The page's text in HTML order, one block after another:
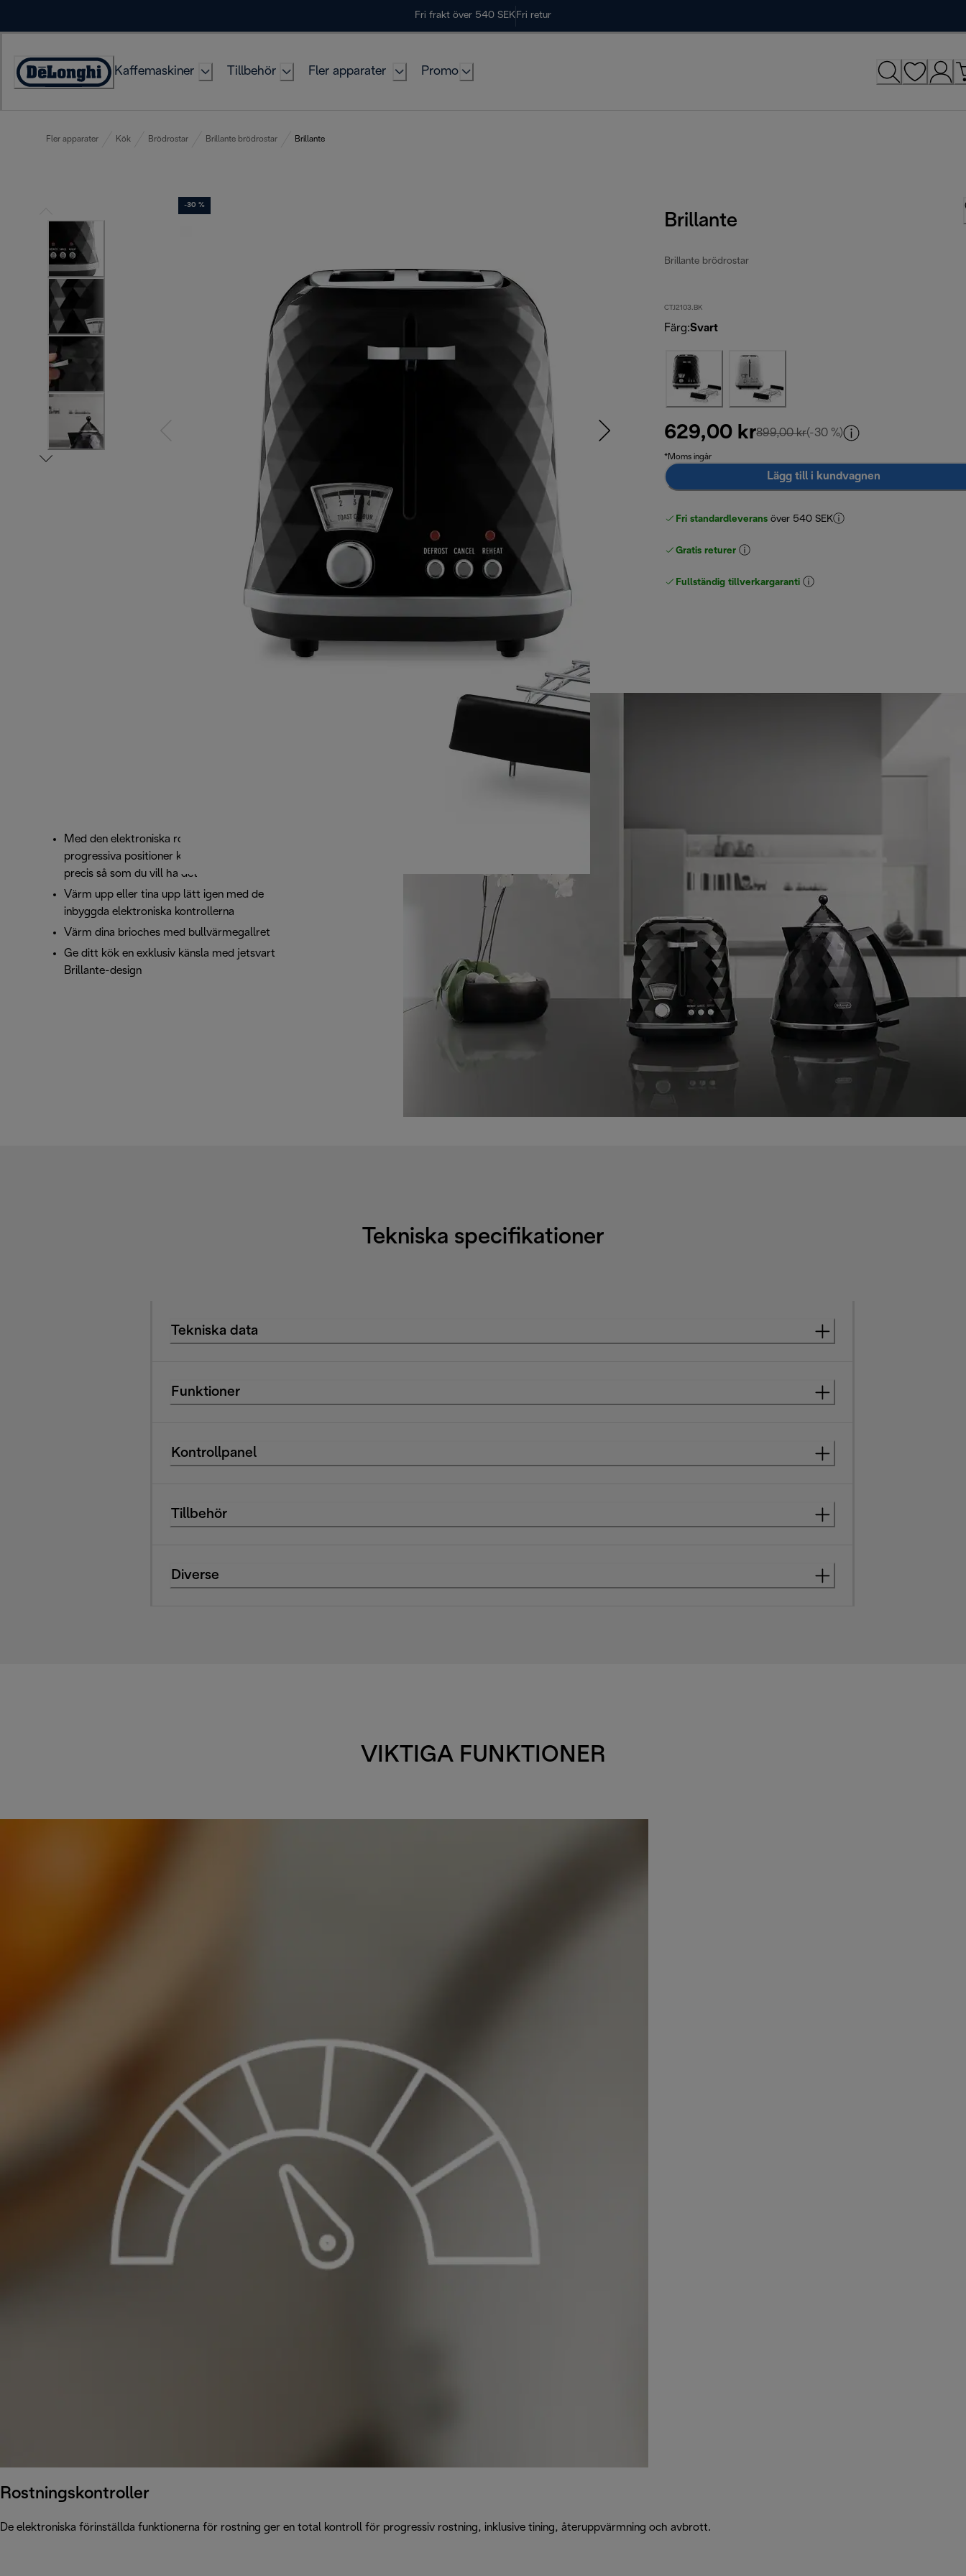
Fri frakt över 540 SEK Fri retur
Accessibility
Kaffemaskiner Tillbehör Fler apparater Promo
Fler apparater Kök Brödrostar Brillante brödrostar Brillante
-30 %
Brillante
Brillante brödrostar
CTJ2103.BK
Färg:Svart
629,00 kr899,00 krursprungligt pris 899,00 kr
(-30 %)
*Moms ingår
Lägg till i kundvagnen
Fri standardleverans över 540 SEK
Gratis returer
Fullständig tillverkargaranti
Med den elektroniska rostningskontrollen i sex
progressiva positioner kan du rosta ditt bröd
precis så som du vill ha det
Värm upp eller tina upp lätt igen med de
inbyggda elektroniska kontrollerna
Värm dina brioches med bullvärmegallret
Ge ditt kök en exklusiv känsla med jetsvart
Brillante-design
Tekniska specifikationer
Tekniska data
Funktioner
Kontrollpanel
Tillbehör
Diverse
VIKTIGA FUNKTIONER
Rostningskontroller
De elektroniska förinställda funktionerna för rostning ger en total kontroll för progressiv rostning, inklusive tining, återuppvärmning och avbrott.